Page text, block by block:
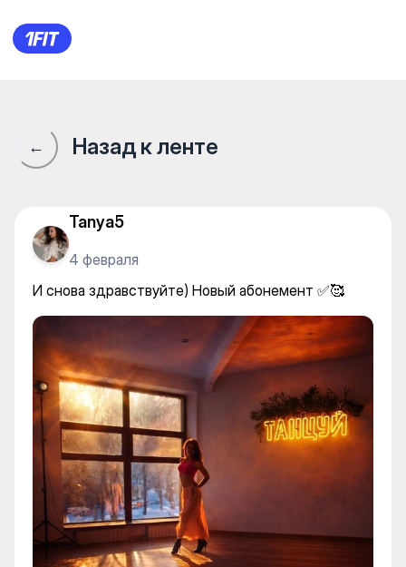
И снова здравствуйте)
← Назад к ленте
Tanya5
4 февраля
И снова здравствуйте) Новый абонемент ✅🥰